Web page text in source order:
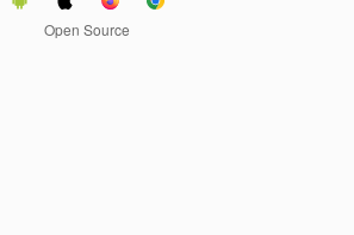
Open Source